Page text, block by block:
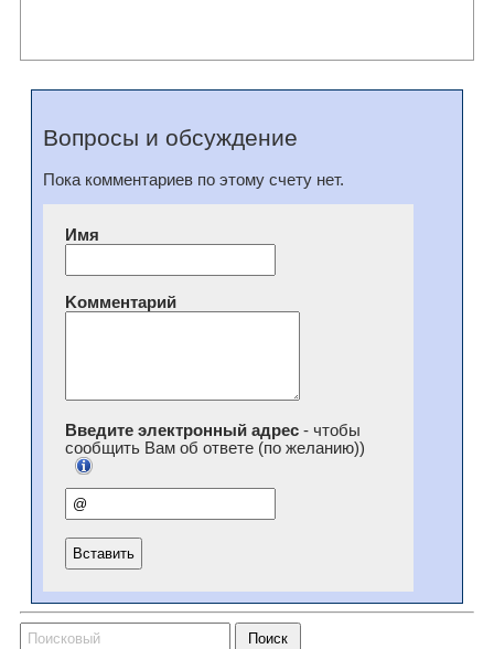
Вопросы и обсуждение
Пока комментариев по этому счету нет.
Имя
Kомментарий
Введите электронный адрес- чтобы
сообщить Вам об ответе (по желанию))